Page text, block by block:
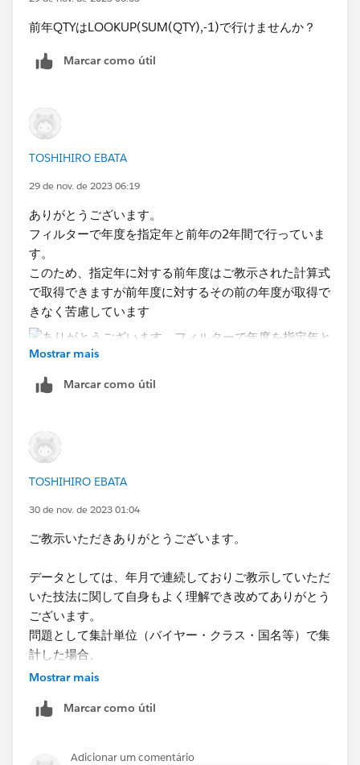
こちらで解答となれば何よりです。
前年QTYはLOOKUP(SUM(QTY),-1)で行けませんか？
Marcar como útil
TOSHIHIRO EBATA
29 de nov. de 2023 06:19
ありがとうございます。
フィルターで年度を指定年と前年の2年間で行っていま
す。
このため、指定年に対する前年度はご教示された計算式
で取得できますが前年度に対するその前の年度が取得で
きなく苦慮しています
Mostrar mais
Marcar como útil
TOSHIHIRO EBATA
30 de nov. de 2023 01:04
ご教示いただきありがとうございます。
データとしては、年月で連続しておりご教示していただ
いた技法に関して自身もよく理解でき改めてありがとう
ございます。
問題として集計単位（バイヤー・クラス・国名等）で集
計した場合、
年月で存在しない場合があります。
例えば、2023年度を基準とした場合
が存在しない場合です。
Mostrar mais
Marcar como útil
Adicionar um comentário